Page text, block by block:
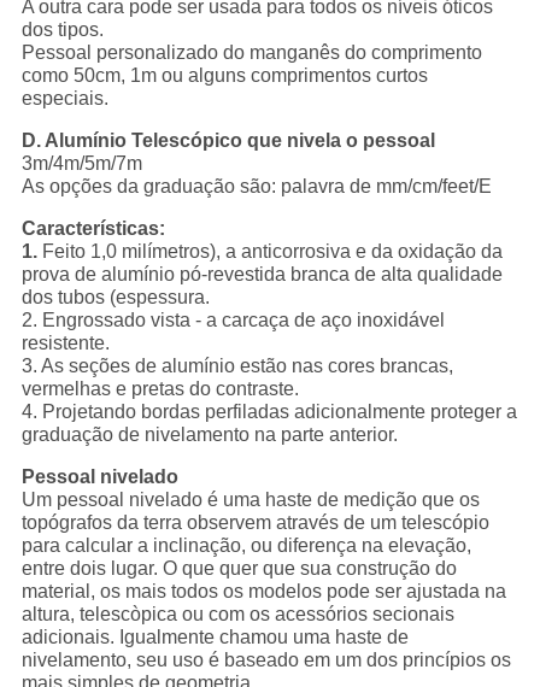
A outra cara pode ser usada para todos os níveis óticos
dos tipos.
Pessoal personalizado do manganês do comprimento
como 50cm, 1m ou alguns comprimentos curtos
especiais.
D. Alumínio Telescópico que nivela o pessoal
3m/4m/5m/7m
As opções da graduação são: palavra de mm/cm/feet/E
Características:
1. Feito 1,0 milímetros), a anticorrosiva e da oxidação da
prova de alumínio pó-revestida branca de alta qualidade
dos tubos (espessura.
2. Engrossado vista - a carcaça de aço inoxidável
resistente.
3. As seções de alumínio estão nas cores brancas,
vermelhas e pretas do contraste.
4. Projetando bordas perfiladas adicionalmente proteger a
graduação de nivelamento na parte anterior.
Pessoal nivelado
Um pessoal nivelado é uma haste de medição que os
topógrafos da terra observem através de um telescópio
para calcular a inclinação, ou diferença na elevação,
entre dois lugar. O que quer que sua construção do
material, os mais todos os modelos pode ser ajustada na
altura, telescòpica ou com os acessórios secionais
adicionais. Igualmente chamou uma haste de
nivelamento, seu uso é baseado em um dos princípios os